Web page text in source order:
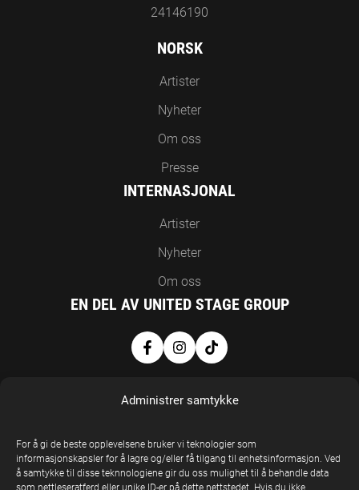
Administrer samtykke
For å gi de beste opplevelsene bruker vi teknologier som
informasjonskapsler for å lagre og/eller få tilgang til enhetsinformasjon. Ved
å samtykke til disse teknnologiene gir du oss mulighet til å behandle data
som nettleseratferd eller unike ID-er på dette nettstedet. Hvis du ikke
24146190
NORSK
Artister
Nyheter
Om oss
Presse
INTERNASJONAL
Artister
Nyheter
Om oss
EN DEL AV UNITED STAGE GROUP
United Stage